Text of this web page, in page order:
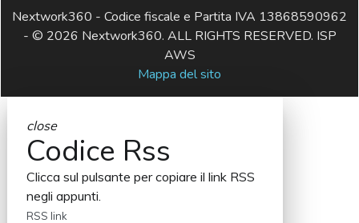
Nextwork360 - Codice fiscale e Partita IVA 13868590962
- © 2026 Nextwork360. ALL RIGHTS RESERVED. ISP
AWS
Mappa del sito
close
Codice Rss
Clicca sul pulsante per copiare il link RSS
negli appunti.
RSS link